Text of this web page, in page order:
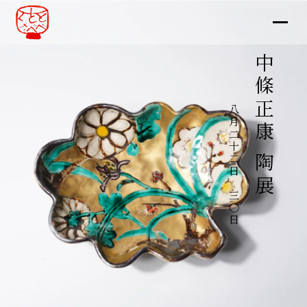
中條正康 陶展
八月二十二日～三〇日